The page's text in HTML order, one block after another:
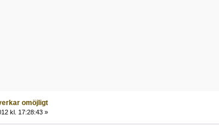
omöjligt
kl. 17:28:43 »